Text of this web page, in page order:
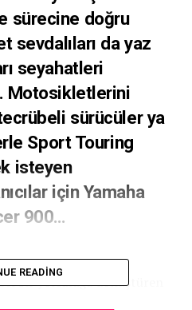
sürecine doğru
sevdalıları da yaz
seyahatleri
Motosikletlerini
sürücüler ya
Sport Touring
isteyen
için Yamaha
900…
bir yolculuğa dönüştüren
READING